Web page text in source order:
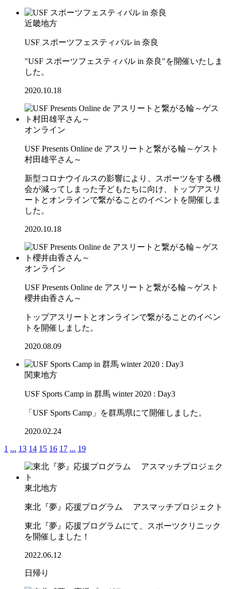
近畿地方
USF スポーツフェスティバル in 奈良
"USF スポーツフェスティバル in 奈良"を開催いたしま
した。
2020.10.18
オンライン
USF Presents Online de アスリートと繋がる輪～ゲスト
村田雄平さん～
新型コロナウイルスの影響により、スポーツをする機
会が減ってしまった子どもたちに向け、トップアスリ
ートとオンラインで繋がることのイベントを開催しま
した。
2020.10.18
オンライン
USF Presents Online de アスリートと繋がる輪～ゲスト
櫻井由香さん～
トップアスリートとオンラインで繋がることのイベン
トを開催しました。
2020.08.09
関東地方
USF Sports Camp in 群馬 winter 2020 : Day3
「USF Sports Camp」を群馬県にて開催しました。
2020.02.24
1 ... 13 14 15 16 17 ... 19
東北地方
東北『夢』応援プログラム アスマッチプロジェクト
東北『夢』応援プログラムにて、スポーツクリニック
を開催しました！
2022.06.12
日帰り